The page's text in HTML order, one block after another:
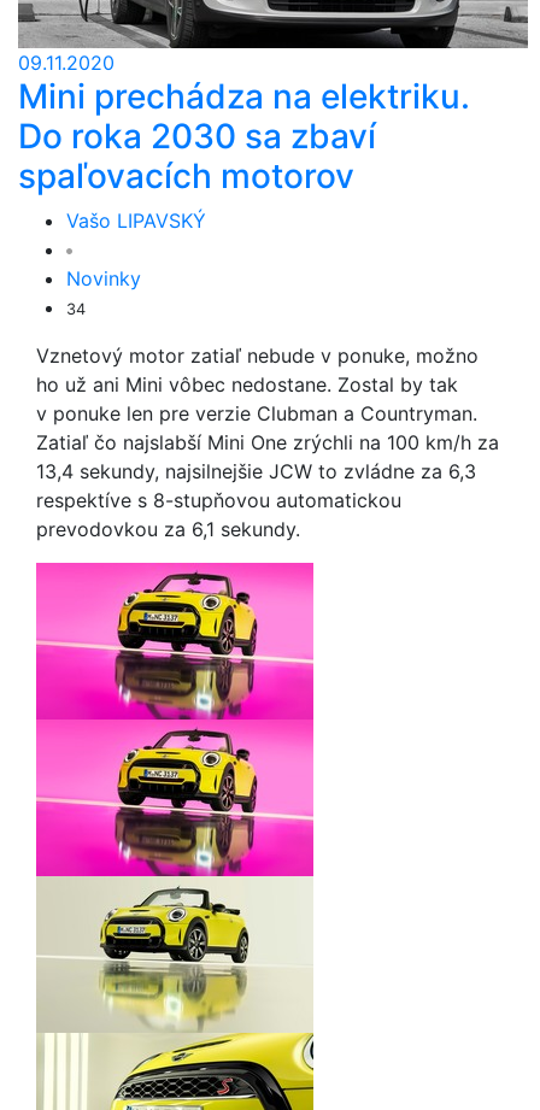
09.11.2020
Mini prechádza na elektriku.
Do roka 2030 sa zbaví
spaľovacích motorov
Vašo LIPAVSKÝ
Novinky
34
Vznetový motor zatiaľ nebude v ponuke, možno
ho už ani Mini vôbec nedostane. Zostal by tak
v ponuke len pre verzie Clubman a Countryman.
Zatiaľ čo najslabší Mini One zrýchli na 100 km/h za
13,4 sekundy, najsilnejšie JCW to zvládne za 6,3
respektíve s 8-stupňovou automatickou
prevodovkou za 6,1 sekundy.